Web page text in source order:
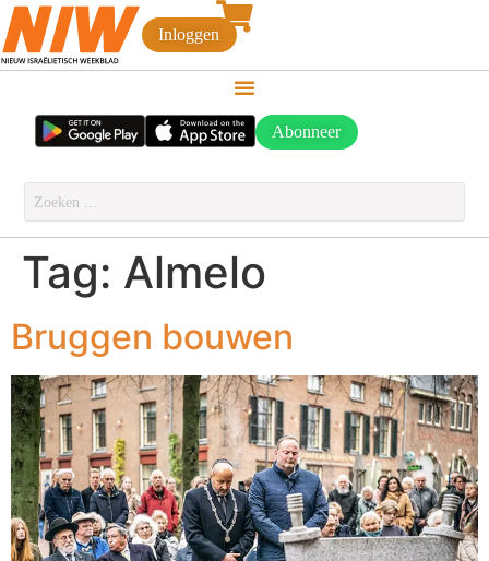
Inloggen
Abonneer
Tag: Almelo
Bruggen bouwen